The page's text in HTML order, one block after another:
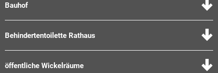
Bauhof
Behindertentoilette Rathaus
öffentliche Wickelräume